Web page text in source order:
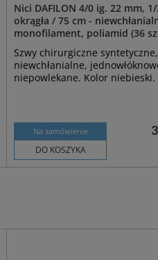
Nici DAFILON 4/0 ig. 22 mm, 1/
okrągła / 75 cm -
monofilament, poliamid (36
Szwy chirurgiczne syntetyczne,
niewchłanialne,
niepowlekane. Kolor niebieski.
Na zamówienie
DO KOSZYKA